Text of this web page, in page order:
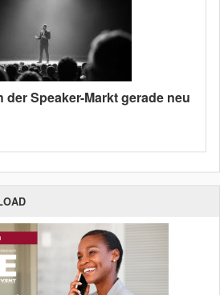
der Speaker-Markt gerade neu